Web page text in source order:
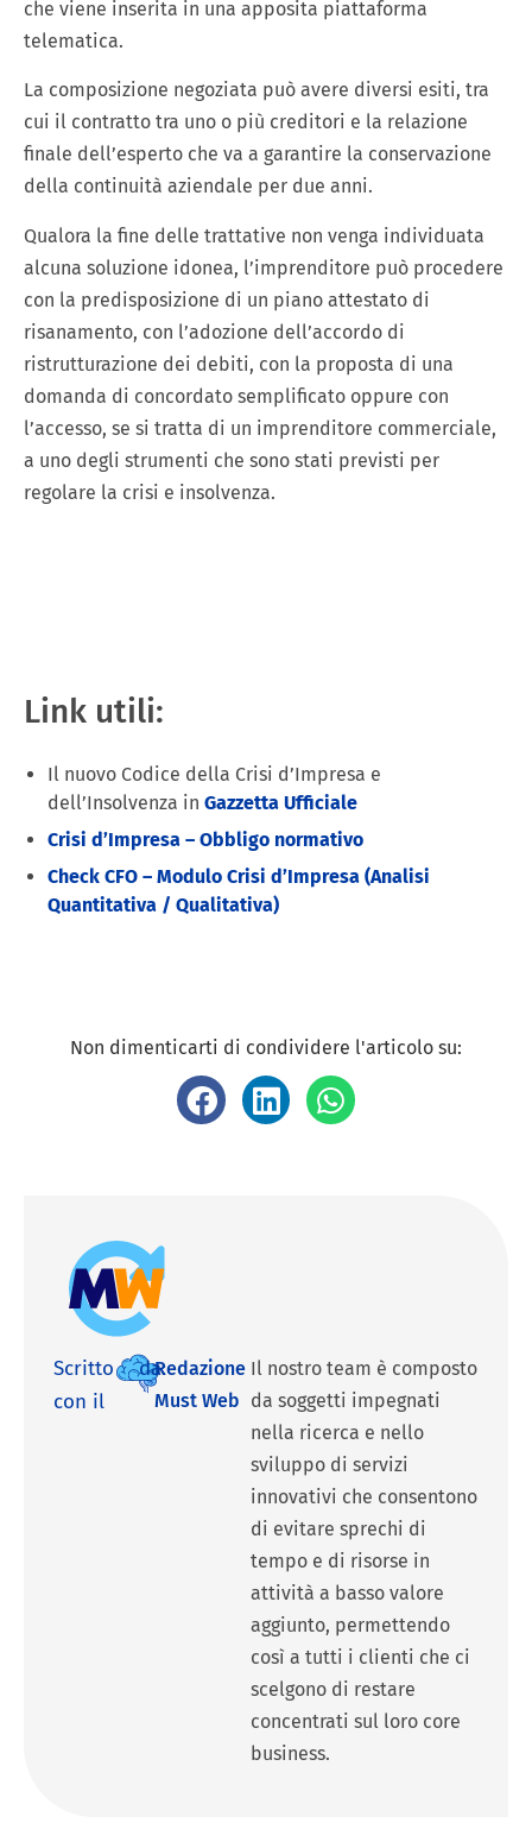
che viene inserita in una apposita piattaforma
telematica.
La composizione negoziata può avere diversi esiti, tra
cui il contratto tra uno o più creditori e la relazione
finale dell’esperto che va a garantire la conservazione
della continuità aziendale per due anni.
Qualora la fine delle trattative non venga individuata
alcuna soluzione idonea, l’imprenditore può procedere
con la predisposizione di un piano attestato di
risanamento, con l’adozione dell’accordo di
ristrutturazione dei debiti, con la proposta di una
domanda di concordato semplificato oppure con
l’accesso, se si tratta di un imprenditore commerciale,
a uno degli strumenti che sono stati previsti per
regolare la crisi e insolvenza.
Link utili:
Il nuovo Codice della Crisi d’Impresa e
dell’Insolvenza in Gazzetta Ufficiale
Crisi d’Impresa – Obbligo normativo
Check CFO – Modulo Crisi d’Impresa (Analisi
Quantitativa / Qualitativa)
Non dimenticarti di condividere l'articolo su:
Scritto
con il
da:Redazione
Must Web
Il nostro team è composto
da soggetti impegnati
nella ricerca e nello
sviluppo di servizi
innovativi che consentono
di evitare sprechi di
tempo e di risorse in
attività a basso valore
aggiunto, permettendo
così a tutti i clienti che ci
scelgono di restare
concentrati sul loro core
business.